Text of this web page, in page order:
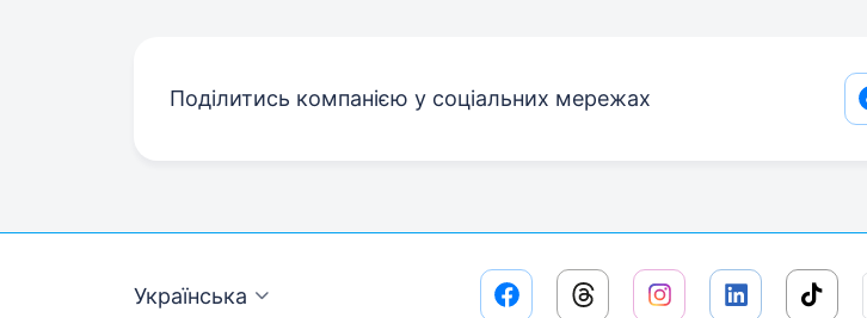
Поділитись компанією у соціальних мережах
Українська